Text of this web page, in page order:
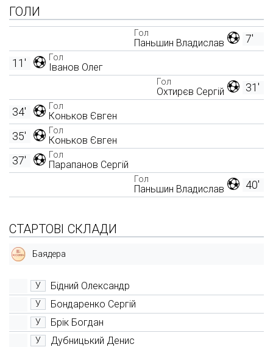
ГОЛИ
7'
Гол
Паньшин Владислав
Гол
Іванов Олег
11'
31'
Гол
Охтирєв Сергій
Гол
Коньков Євген
34'
Гол
Коньков Євген
35'
Гол
Парапанов Сергій
37'
40'
Гол
Паньшин Владислав
СТАРТОВІ СКЛАДИ
Баядера
У Бідний Олександр
У Бондаренко Сергій
У Брік Богдан
У Дубницький Денис